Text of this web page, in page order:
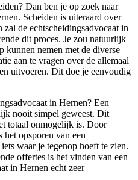
Dan ben je op zoek naar
Scheiden is uiteraard over
de echtscheidingsadvocaat in
dit proces. Je zou natuurlijk
kunnen nemen met de diverse
aan te vragen over de allemaal
uitvoeren. Dit doe je eenvoudig
in Hernen? Een
nooit simpel geweest. Dit
totaal onmogelijk is. Door
het opsporen van een
waar je tegenop hoeft te zien.
offertes is het vinden van een
in Hernen echt zeer